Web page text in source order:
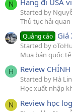
N
Started by
Thủ tục hải quan
Quảng cáo Giá
Started by
Mua bán quốc tế
H Review
Started by Hà
Học xuất nhập
N Review học